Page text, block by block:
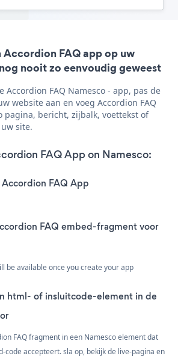
FAQ app op uw
nooit zo eenvoudig geweest
Accordion FAQ Namesco - app, pas de
website aan en voeg Accordion FAQ
pagina, bericht, zijbalk, voettekst of
site.
FAQ App on Namesco:
FAQ App
FAQ embed-fragment voor
be available once you create your app
html- of insluitcode-element in de
FAQ fragment in een Namesco element dat
code accepteert. sla op, bekijk de live-pagina en